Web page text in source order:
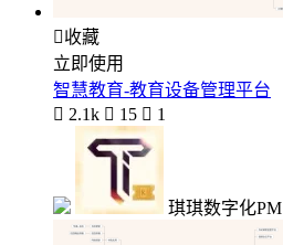
收藏
立即使用
智慧教育-教育设备管理平台
 2.1k  15  1
琪琪数字化PM